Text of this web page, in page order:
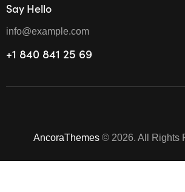
Say Hello
info@example.com
+1 840 841 25 69
AncoraThemes © 2026. All Rights